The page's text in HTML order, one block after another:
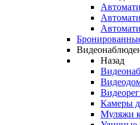
Назад
Камеры
Муляжи